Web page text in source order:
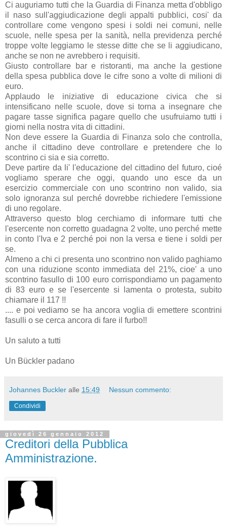
Ci auguriamo tutti che la Guardia di Finanza metta d'obbligo
il naso sull'aggiudicazione degli appalti pubblici, cosi' da
controllare come vengono spesi i soldi nei comuni, nelle
scuole, nelle spesa per la sanità, nella previdenza perché
troppe volte leggiamo le stesse ditte che se li aggiudicano,
anche se non ne avrebbero i requisiti.
Giusto controllare bar e ristoranti, ma anche la gestione
della spesa pubblica dove le cifre sono a volte di milioni di
euro.
Applaudo le iniziative di educazione civica che si
intensificano nelle scuole, dove si torna a insegnare che
pagare tasse significa pagare quello che usufruiamo tutti i
giorni nella nostra vita di cittadini.
Non deve essere la Guardia di Finanza solo che controlla,
anche il cittadino deve controllare e pretendere che lo
scontrino ci sia e sia corretto.
Deve partire da li' l'educazione del cittadino del futuro, cioé
vogliamo sperare che oggi, quando uno esce da un
esercizio commerciale con uno scontrino non valido, sia
solo ignoranza sul perché dovrebbe richiedere l'emissione
di uno regolare.
Attraverso questo blog cerchiamo di informare tutti che
l'esercente non corretto guadagna 2 volte, uno perché mette
in conto l'Iva e 2 perché poi non la versa e tiene i soldi per
se.
Almeno a chi ci presenta uno scontrino non valido paghiamo
con una riduzione sconto immediata del 21%, cioe' a uno
scontrino fasullo di 100 euro corrispondiamo un pagamento
di 83 euro e se l'esercente si lamenta o protesta, subito
chiamare il 117 !!
.... e poi vediamo se ha ancora voglia di emettere scontrini
fasulli o se cerca ancora di fare il furbo!!
Un saluto a tutti
Un Bückler padano
Johannes Buckler alle 15:49 Nessun commento:
Condividi
giovedì 26 gennaio 2012
Creditori della Pubblica
Amministrazione.